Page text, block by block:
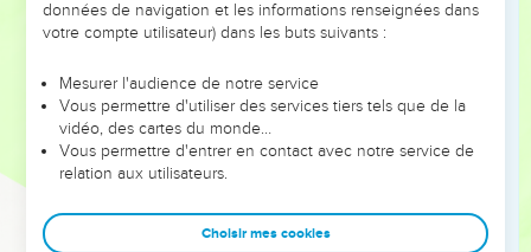
il témoigne de ce qu’il a vu et entendu, mais personne
n’accepte son témoignage.
Celui qui accepte son témoignage certifie ainsi que Dieu
dit la vérité.
Celui que Dieu a envoyé dit les paroles de Dieu, car Dieu
lui donne pleinement son Esprit.
Celui qui croit au Fils a la vie éternelle ; celui qui refuse de
données de navigation et les informations renseignées dans
votre compte utilisateur) dans les buts suivants :
Mesurer l'audience de notre service
Vous permettre d'utiliser des services tiers tels que de la
vidéo, des cartes du monde…
Vous permettre d'entrer en contact avec notre service de
relation aux utilisateurs.
Choisir mes cookies